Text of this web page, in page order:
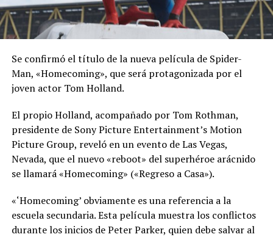
Se confirmó el título de la nueva película de Spider-
Man, «Homecoming», que será protagonizada por el
joven actor Tom Holland.
El propio Holland, acompañado por Tom Rothman,
presidente de Sony Picture Entertainment’s Motion
Picture Group, reveló en un evento de Las Vegas,
Nevada, que el nuevo «reboot» del superhéroe arácnido
se llamará «Homecoming» («Regreso a Casa»).
«‘Homecoming’ obviamente es una referencia a la
escuela secundaria. Esta película muestra los conflictos
durante los inicios de Peter Parker, quien debe salvar al